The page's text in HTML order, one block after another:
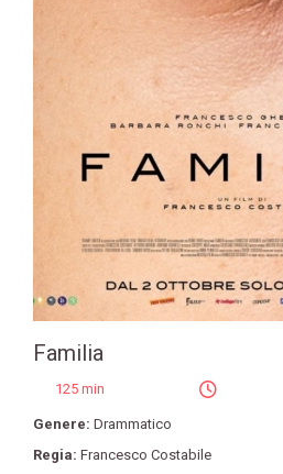
Familia
125 min
Genere: Drammatico
Regia: Francesco Costabile